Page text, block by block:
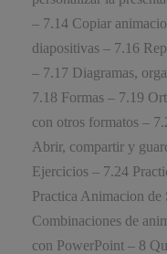
– 7.14 Copiar
diapositivas – 7.16
– 7.17 Diagramas,
7.18 Formas – 7.19
con otros formatos –
Abrir, compartir y
Ejercicios – 7.24
Practica Animacion de
Combinaciones de
con PowerPoint – 8